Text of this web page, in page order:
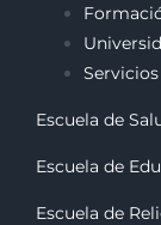
Escuela de
Escuela de
Escuela de